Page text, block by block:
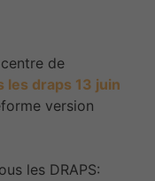
de
les draps 13 juin
version
les DRAPS: